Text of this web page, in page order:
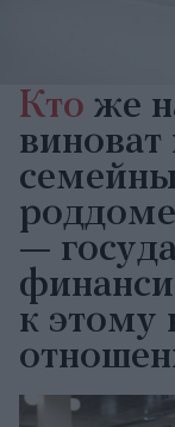
Кто же
виноват
—
к этому